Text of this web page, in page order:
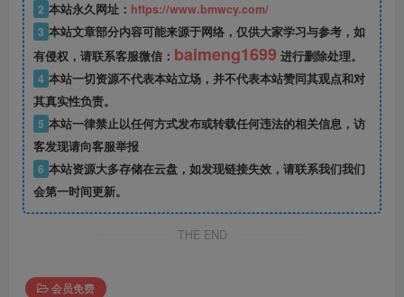
2 本站永久网址： https://www.bmwcy.com/
3 本站文章部分内容可能来源于网络，仅供大家学习与参考，如
有侵权，请联系客服微信： baimeng1699 进行删除处理。
4 本站一切资源不代表本站立场，并不代表本站赞同其观点和对
其真实性负责。
5 本站一律禁止以任何方式发布或转载任何违法的相关信息，访
客发现请向客服举报
6 本站资源大多存储在云盘，如发现链接失效，请联系我们我们
会第一时间更新。
THE END
会员免费